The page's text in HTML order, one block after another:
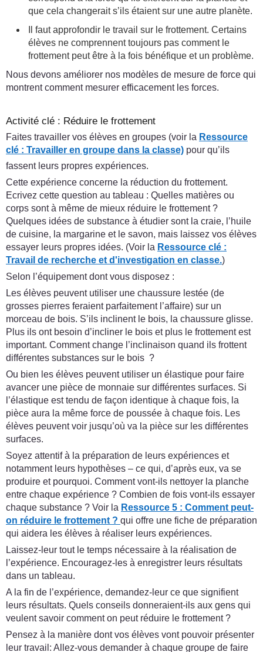
que cela changerait s’ils étaient sur une autre planète.
Il faut approfondir le travail sur le frottement. Certains
élèves ne comprennent toujours pas comment le
frottement peut être à la fois bénéfique et un problème.
Nous devons améliorer nos modèles de mesure de force qui
montrent comment mesurer efficacement les forces.
Activité clé : Réduire le frottement
Faites travailler vos élèves en groupes (voir la Ressource
clé : Travailler en groupe dans la classe) pour qu’ils
fassent leurs propres expériences.
Cette expérience concerne la réduction du frottement.
Ecrivez cette question au tableau : Quelles matières ou
corps sont à même de mieux réduire le frottement ?
Quelques idées de substance à étudier sont la craie, l’huile
de cuisine, la margarine et le savon, mais laissez vos élèves
essayer leurs propres idées. (Voir la Ressource clé :
Travail de recherche et d'investigation en classe.)
Selon l’équipement dont vous disposez :
Les élèves peuvent utiliser une chaussure lestée (de
grosses pierres feraient parfaitement l’affaire) sur un
morceau de bois. S’ils inclinent le bois, la chaussure glisse.
Plus ils ont besoin d’incliner le bois et plus le frottement est
important. Comment change l’inclinaison quand ils frottent
différentes substances sur le bois ?
Ou bien les élèves peuvent utiliser un élastique pour faire
avancer une pièce de monnaie sur différentes surfaces. Si
l’élastique est tendu de façon identique à chaque fois, la
pièce aura la même force de poussée à chaque fois. Les
élèves peuvent voir jusqu’où va la pièce sur les différentes
surfaces.
Soyez attentif à la préparation de leurs expériences et
notamment leurs hypothèses – ce qui, d’après eux, va se
produire et pourquoi. Comment vont-ils nettoyer la planche
entre chaque expérience ? Combien de fois vont-ils essayer
chaque substance ? Voir la Ressource 5 : Comment peut-
on réduire le frottement ? qui offre une fiche de préparation
qui aidera les élèves à réaliser leurs expériences.
Laissez-leur tout le temps nécessaire à la réalisation de
l’expérience. Encouragez-les à enregistrer leurs résultats
dans un tableau.
A la fin de l’expérience, demandez-leur ce que signifient
leurs résultats. Quels conseils donneraient-ils aux gens qui
veulent savoir comment on peut réduire le frottement ?
Pensez à la manière dont vos élèves vont pouvoir présenter
leur travail: Allez-vous demander à chaque groupe de faire